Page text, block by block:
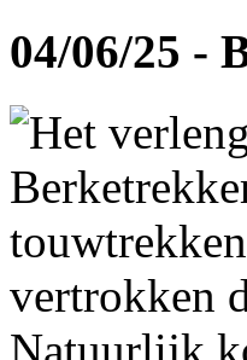
04/06/25 -
Het
vertrokken
Natuurlijk